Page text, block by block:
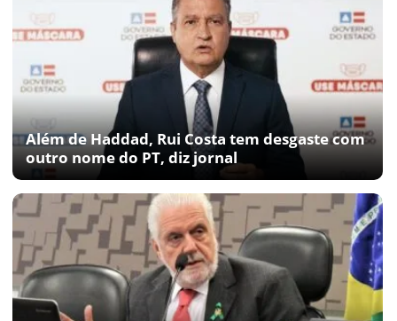
Além de Haddad, Rui Costa tem desgaste com
outro nome do PT, diz jornal